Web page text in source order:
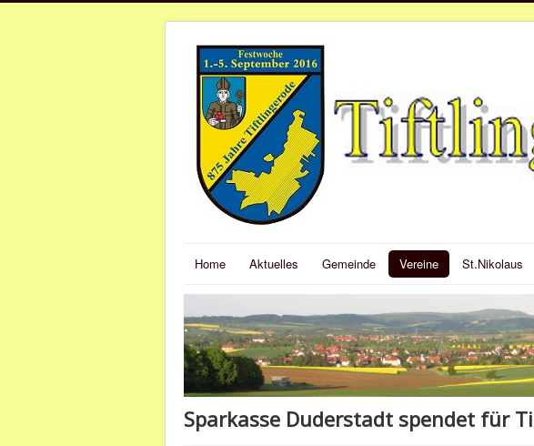
Home Aktuelles Gemeinde Vereine St.Nikolaus
Sparkasse Duderstadt spendet für